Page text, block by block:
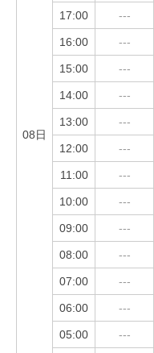
08日
17:00 ---
16:00 ---
15:00 ---
14:00 ---
13:00 ---
12:00 ---
11:00 ---
10:00 ---
09:00 ---
08:00 ---
07:00 ---
06:00 ---
05:00 ---